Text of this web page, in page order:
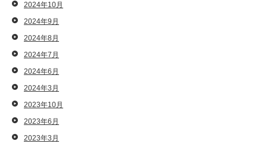
2024年10月
2024年9月
2024年8月
2024年7月
2024年6月
2024年3月
2023年10月
2023年6月
2023年3月